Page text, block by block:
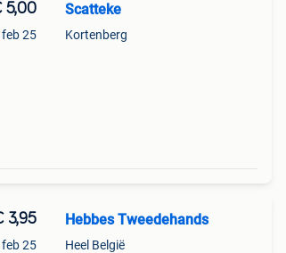
5,00
feb 25
Scatteke
Kortenberg
3,95
feb 25
Hebbes Tweedehands
Heel België